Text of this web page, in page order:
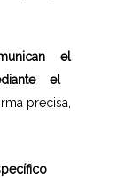
el
el
precisa,